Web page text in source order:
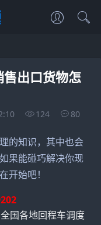
出口货物怎
124 80
的知识，其中也会
果能碰巧解决你现
开始吧！
国各地回程车调度